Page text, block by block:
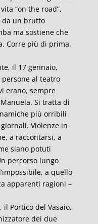
“on the road”,
da un brutto
ma sostiene che
Corre più di prima,
il 17 gennaio,
al teatro
erano, sempre
Si tratta di
più orribili
Violenze in
a raccontarsi, a
siano potuti
percorso lungo
a quello
apparenti ragioni –
Portico del Vasaio,
dei due